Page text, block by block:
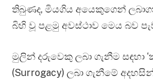
තිබුණද, මියගිය අයෙකුගෙන්
බිහි වූ පළමු අවස්ථාව මෙය බව
මුලින් දරුවෙකු ලබා ගැනීම සඳහා
(Surrogacy) ලබා ගැනීමේ